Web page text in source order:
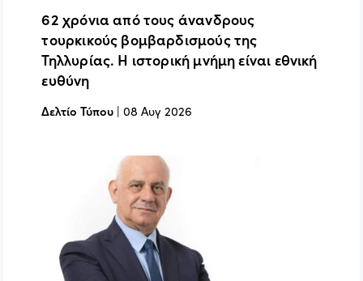
62 χρόνια από τους άνανδρους
τουρκικούς βομβαρδισμούς της
Τηλλυρίας. Η ιστορική μνήμη είναι εθνική
ευθύνη
Δελτίο Τύπου |08 Αυγ 2026